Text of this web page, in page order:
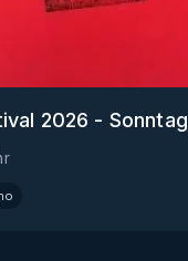
2026 - Sonntag